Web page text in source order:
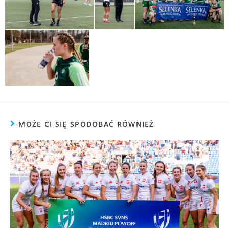
MOŻE CI SIĘ SPODOBAĆ RÓWNIEŻ